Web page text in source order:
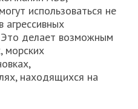
могут использоваться не
агрессивных
Это делает возможным
морских
находящихся на